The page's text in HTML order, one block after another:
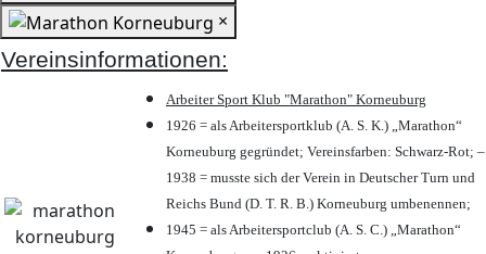
×
Vereinsinformationen:
Arbeiter Sport Klub "Marathon" Korneuburg
1926 = als Arbeitersportklub (A. S. K.) „Marathon“
Korneuburg gegründet; Vereinsfarben: Schwarz-Rot; –
1938 = musste sich der Verein in Deutscher Turn und
Reichs Bund (D. T. R. B.) Korneuburg umbenennen;
1945 = als Arbeitersportclub (A. S. C.) „Marathon“